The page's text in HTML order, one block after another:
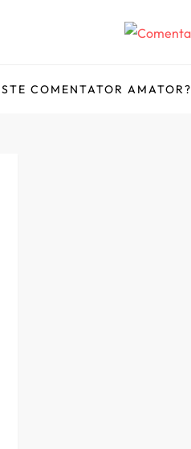
COMENTATOR AMATOR?